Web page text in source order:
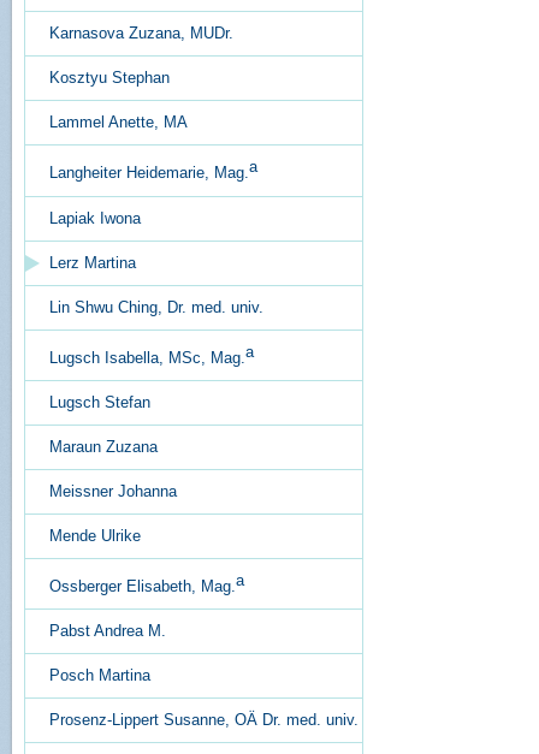
Karnasova Zuzana, MUDr.
Kosztyu Stephan
Lammel Anette, MA
Langheiter Heidemarie, Mag.a
Lapiak Iwona
Lerz Martina
Lin Shwu Ching, Dr. med. univ.
Lugsch Isabella, MSc, Mag. a
Lugsch Stefan
Maraun Zuzana
Meissner Johanna
Mende Ulrike
Ossberger Elisabeth, Mag.a
Pabst Andrea M.
Posch Martina
Prosenz-Lippert Susanne, OÄ Dr. med. univ.